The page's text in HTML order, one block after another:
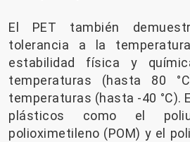
El PET también
tolerancia a la
estabilidad física y
temperaturas (hasta 80
temperaturas (hasta -40 °C).
plásticos como el
polioximetileno (POM) y el